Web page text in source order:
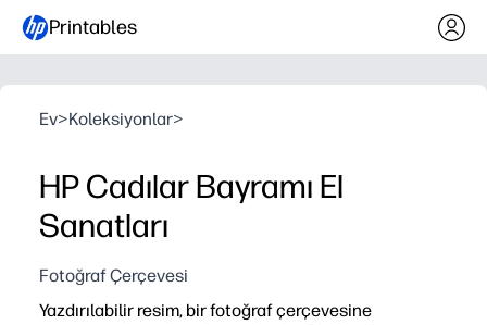
Printables
Ev>Koleksiyonlar>
HP Cadılar Bayramı El
Sanatları
Fotoğraf Çerçevesi
Yazdırılabilir resim, bir fotoğraf çerçevesine